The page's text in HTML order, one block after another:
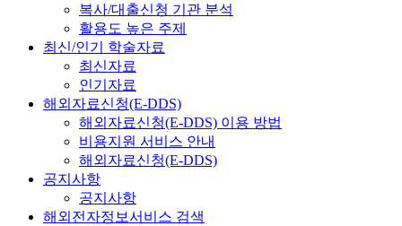
복사/대출신청 기관 분석
활용도 높은 주제
최신/인기 학술자료
최신자료
인기자료
해외자료신청(E-DDS)
해외자료신청(E-DDS) 이용 방법
비용지원 서비스 안내
해외자료신청(E-DDS)
공지사항
공지사항
해외전자정보서비스 검색